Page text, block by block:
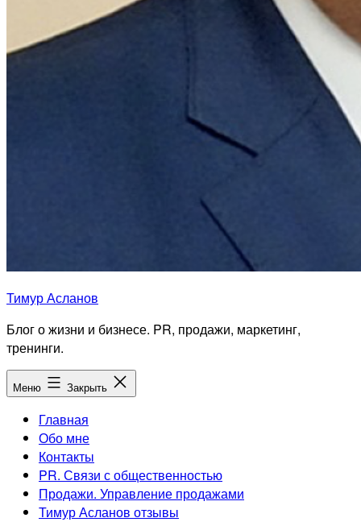
Тимур Асланов
Блог о жизни и бизнесе. PR, продажи, маркетинг,
тренинги.
Меню Закрыть
Главная
Обо мне
Контакты
PR. Связи с общественностью
Продажи. Управление продажами
Тимур Асланов отзывы